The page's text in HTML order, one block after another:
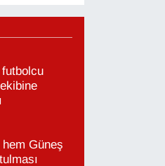
Güneş